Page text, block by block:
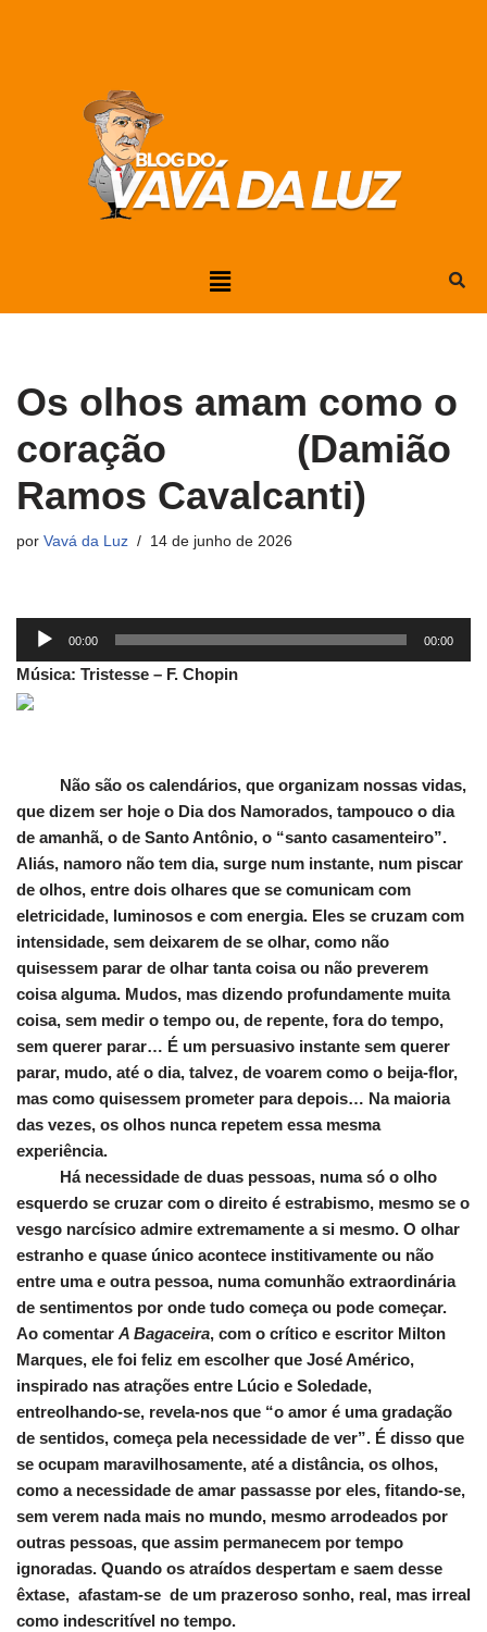
Os olhos amam como o
coração (Damião
Ramos Cavalcanti)
por Vavá da Luz 14 de junho de 2026
c
a
d
e
á
u
d
i
o
00:00 00:00
Música: Tristesse – F. Chopin
Não são os calendários, que organizam nossas vidas,
que dizem ser hoje o Dia dos Namorados, tampouco o dia
de amanhã, o de Santo Antônio, o “santo casamenteiro”.
Aliás, namoro não tem dia, surge num instante, num piscar
de olhos, entre dois olhares que se comunicam com
eletricidade, luminosos e com energia. Eles se cruzam com
intensidade, sem deixarem de se olhar, como não
quisessem parar de olhar tanta coisa ou não preverem
coisa alguma. Mudos, mas dizendo profundamente muita
coisa, sem medir o tempo ou, de repente, fora do tempo,
sem querer parar… É um persuasivo instante sem querer
parar, mudo, até o dia, talvez, de voarem como o beija-flor,
mas como quisessem prometer para depois… Na maioria
das vezes, os olhos nunca repetem essa mesma
experiência.
Há necessidade de duas pessoas, numa só o olho
esquerdo se cruzar com o direito é estrabismo, mesmo se o
vesgo narcísico admire extremamente a si mesmo. O olhar
estranho e quase único acontece institivamente ou não
entre uma e outra pessoa, numa comunhão extraordinária
de sentimentos por onde tudo começa ou pode começar.
Ao comentar A Bagaceira, com o crítico e escritor Milton
Marques, ele foi feliz em escolher que José Américo,
inspirado nas atrações entre Lúcio e Soledade,
entreolhando-se, revela-nos que “o amor é uma gradação
de sentidos, começa pela necessidade de ver”. É disso que
se ocupam maravilhosamente, até a distância, os olhos,
como a necessidade de amar passasse por eles, fitando-se,
sem verem nada mais no mundo, mesmo arrodeados por
outras pessoas, que assim permanecem por tempo
ignoradas. Quando os atraídos despertam e saem desse
êxtase, afastam-se de um prazeroso sonho, real, mas irreal
como indescritível no tempo.